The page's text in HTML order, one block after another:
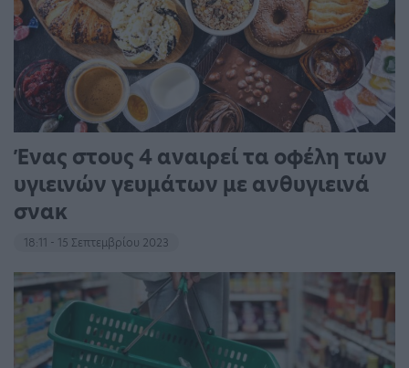
Ένας στους 4 αναιρεί τα οφέλη των
υγιεινών γευμάτων με ανθυγιεινά
σνακ
18:11 - 15 Σεπτεμβρίου 2023